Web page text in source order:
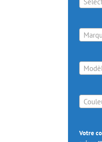
Votre